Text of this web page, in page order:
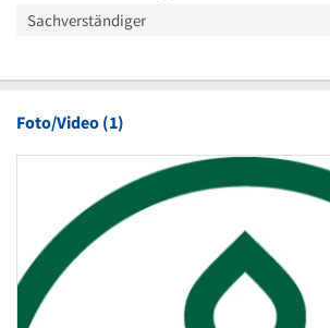
Sachverständiger
Foto/Video (1)